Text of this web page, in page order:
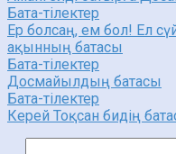
Бата-тілектер
Ер болсаң, ем бол! Ел
ақынның батасы
Бата-тілектер
Досмайылдың батасы
Бата-тілектер
Керей Тоқсан бидің